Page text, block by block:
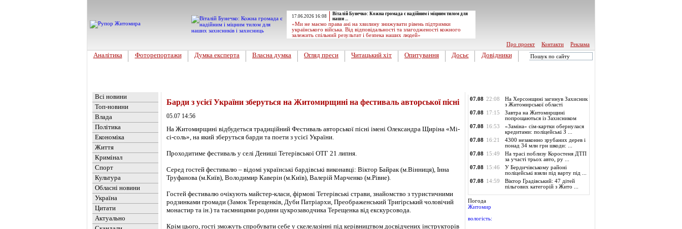
17.06.2026 16:08
Віталій Бунечко: Кожна громада є надійним і міцним тилом для
наши ...
«Ми не маємо права ані на хвилину знижувати рівень підтримки
українського війська. Від відповідальності та злагодженості кожного
залежить спільний результат і безпека наших людей»
Про проект
Контакти Реклама
Аналітика Фоторепортажи Думка експерта Власна думка Огляд преси Читацький хіт Опитування Досьє Довідники
Всі новини
Топ-новини
Влада
Політика
Економіка
Життя
Кримінал
Спорт
Культура
Обласні новини
Україна
Цитати
Актуально
Барди з усієї України зберуться на Житомирщині на фестиваль авторської пісні
05.07 14:56
На Житомирщині відбудеться традиційний Фестиваль авторської пісні імені Олександра Щиріна «Мі-
сі-соль», на який зберуться барди та поети з усієї України.
Проходитиме фестиваль у селі Дениші Тетерівської ОТГ 21 липня.
Серед гостей фестивалю – відомі українські бардівські виконавці: Віктор Байрак (м.Вінниця), Інна
Труфанова (м.Київ), Володимир Каверін (м.Київ), Валерій Марченко (м.Рівне).
Гостей фестивалю очікують майстер-класи, фірмові Тетерівські страви, знайомство з туристичними
родзинками громади (Замок Терещенків, Дуби Патріархи, Преображенський Тригірський чоловічий
монастир та ін.) та таємницями родини цукрозаводчика Терещенка від екскурсовода.
Крім цього, гості зможуть спробувати себе у скелелазінні під керівництвом досвідчених інструкторів
07.08 22:08
На Херсонщині загинув Захисник
з Житомирської області
07.08 17:15
Завтра на Житомирщині
попрощаються із Захисником
07.08 16:53
«Заміна» сім-картки обернулася
кредитами: поліцейські З ...
07.08 16:21
4300 незаконно зрубаних дерев і
понад 34 млн грн шкоди: ...
07.08 15:49
На трасі поблизу Коростеня ДТП
за участі трьох авто, ру ...
07.08 15:46
У Бердичівському районі
поліцейські взяли під варту під ...
07.08 14:59
Віктор Градівський: 47 дітей
пільгових категорій з Жито ...
Погода
Житомир
вологість: